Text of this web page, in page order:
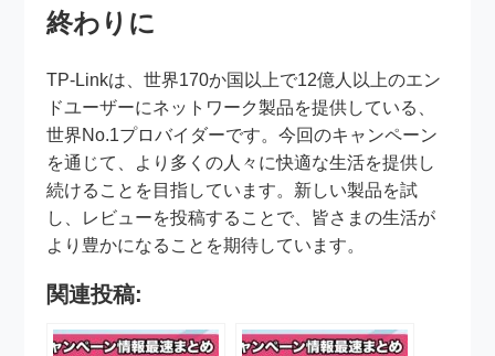
終わりに
TP-Linkは、世界170か国以上で12億人以上のエン
ドユーザーにネットワーク製品を提供している、
世界No.1プロバイダーです。今回のキャンペーン
を通じて、より多くの人々に快適な生活を提供し
続けることを目指しています。新しい製品を試
し、レビューを投稿することで、皆さまの生活が
より豊かになることを期待しています。
関連投稿: